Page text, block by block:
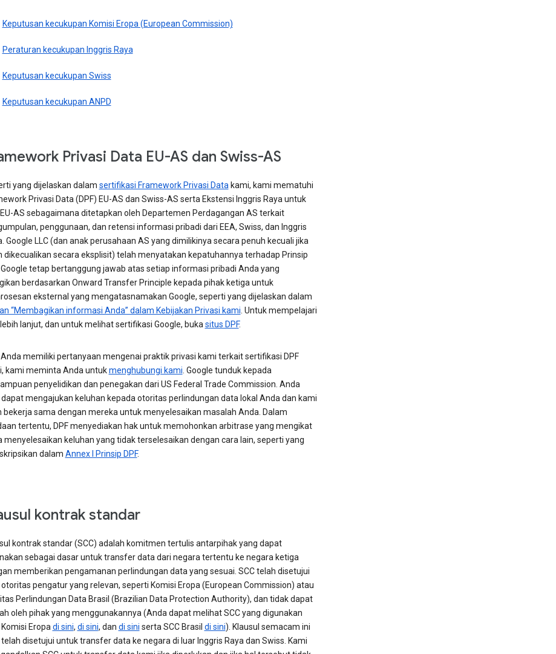
Keputusan kecukupan Komisi Eropa (European Commission)
Peraturan kecukupan Inggris Raya
Keputusan kecukupan Swiss
Keputusan kecukupan ANPD
Privasi Data EU-AS dan Swiss-AS
yang dijelaskan dalam sertifikasi Framework Privasi Datakami, kami mematuhi
Privasi Data (DPF) EU-AS dan Swiss-AS serta Ekstensi Inggris Raya untuk
EU-AS sebagaimana ditetapkan oleh Departemen Perdagangan AS terkait
penggunaan, dan retensi informasi pribadi dari EEA, Swiss, dan Inggris
Google LLC (dan anak perusahaan AS yang dimilikinya secara penuh kecuali jika
dikecualikan secara eksplisit) telah menyatakan kepatuhannya terhadap Prinsip
Google tetap bertanggung jawab atas setiap informasi pribadi Anda yang
berdasarkan Onward Transfer Principle kepada pihak ketiga untuk
eksternal yang mengatasnamakan Google, seperti yang dijelaskan dalam
“Membagikan informasi Anda” dalam Kebijakan Privasi kami. Untuk mempelajari
lebih lanjut, dan untuk melihat sertifikasi Google, bukasitus DPF.
memiliki pertanyaan mengenai praktik privasi kami terkait sertifikasi DPF
kami meminta Anda untukmenghubungi kami. Google tunduk kepada
penyelidikan dan penegakan dari US Federal Trade Commission. Anda
mengajukan keluhan kepada otoritas perlindungan data lokal Anda dan kami
bekerja sama dengan mereka untuk menyelesaikan masalah Anda. Dalam
tertentu, DPF menyediakan hak untuk memohonkan arbitrase yang mengikat
menyelesaikan keluhan yang tidak terselesaikan dengan cara lain, seperti yang
dalam Annex I Prinsip DPF.
kontrak standar
kontrak standar (SCC) adalah komitmen tertulis antarpihak yang dapat
sebagai dasar untuk transfer data dari negara tertentu ke negara ketiga
memberikan pengamanan perlindungan data yang sesuai. SCC telah disetujui
pengatur yang relevan, seperti Komisi Eropa (European Commission) atau
Perlindungan Data Brasil (Brazilian Data Protection Authority), dan tidak dapat
oleh pihak yang menggunakannya (Anda dapat melihat SCC yang digunakan
Eropadi sini, di sini, dan di sini serta SCC Brasil di sini). Klausul semacam ini
disetujui untuk transfer data ke negara di luar Inggris Raya dan Swiss. Kami